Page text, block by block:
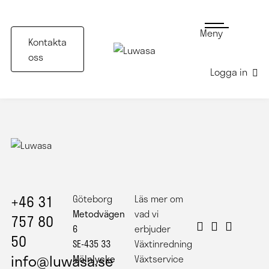
Kontakta
oss
Meny
Logga in
+46 31
757 80
50
info@luwasa.se
Göteborg
Metodvägen
6
SE-435 33
Mölnlycke
Läs mer om
vad vi
erbjuder
Växtinredning
Växtservice